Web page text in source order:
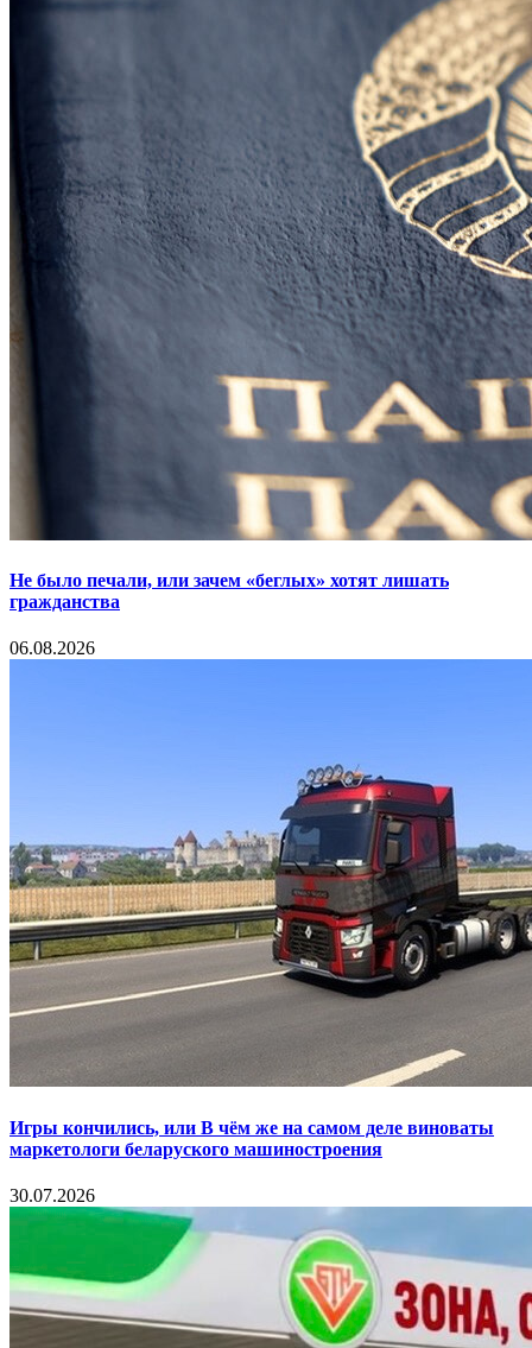
Не было печали, или зачем «беглых» хотят лишать
гражданства
06.08.2026
Игры кончились, или В чём же на самом деле виноваты
маркетологи беларуского машиностроения
30.07.2026